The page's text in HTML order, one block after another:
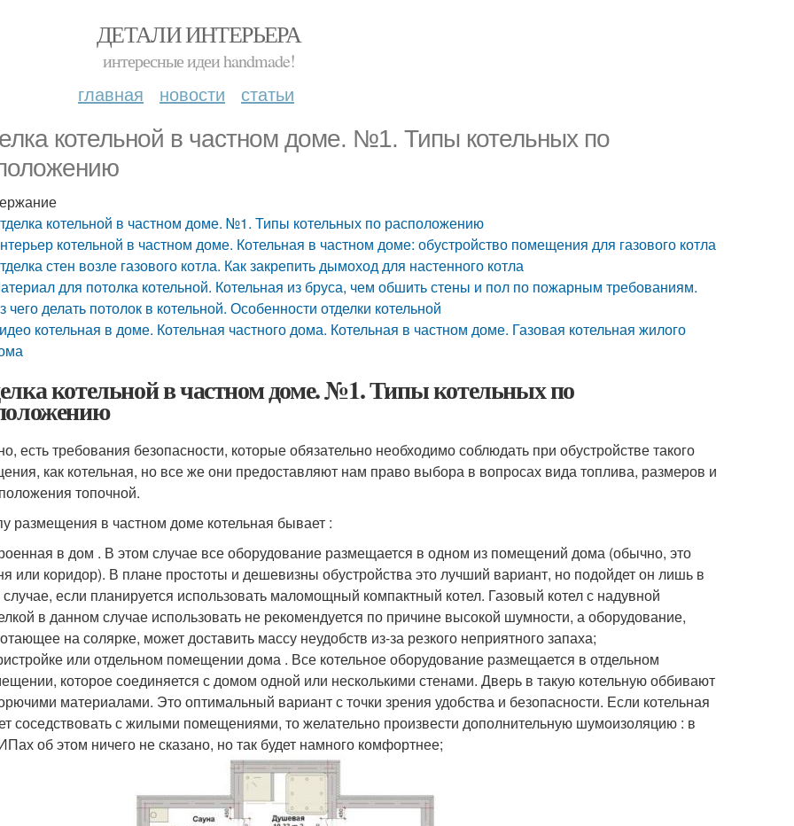
ДЕТАЛИ ИНТЕРЬЕРА
интересные идеи handmade!
главная новости статьи
котельной в частном доме. №1. Типы котельных по
котельной в частном доме. №1. Типы котельных по расположению
котельной в частном доме. Котельная в частном доме: обустройство помещения для газового котла
стен возле газового котла. Как закрепить дымоход для настенного котла
для потолка котельной. Котельная из бруса, чем обшить стены и пол по пожарным требованиям.
чего делать потолок в котельной. Особенности отделки котельной
котельная в доме. Котельная частного дома. Котельная в частном доме. Газовая котельная жилого
котельной в частном доме. №1. Типы котельных по
есть требования безопасности, которые обязательно необходимо соблюдать при обустройстве такого
как котельная, но все же они предоставляют нам право выбора в вопросах вида топлива, размеров и
топочной.
размещения в частном доме котельная бывает :
в дом . В этом случае все оборудование размещается в одном из помещений дома (обычно, это
или коридор). В плане простоты и дешевизны обустройства это лучший вариант, но подойдет он лишь в
если планируется использовать маломощный компактный котел. Газовый котел с надувной
в данном случае использовать не рекомендуется по причине высокой шумности, а оборудование,
на солярке, может доставить массу неудобств из-за резкого неприятного запаха;
или отдельном помещении дома . Все котельное оборудование размещается в отдельном
которое соединяется с домом одной или несколькими стенами. Дверь в такую котельную оббивают
материалами. Это оптимальный вариант с точки зрения удобства и безопасности. Если котельная
соседствовать с жилыми помещениями, то желательно произвести дополнительную шумоизоляцию : в
об этом ничего не сказано, но так будет намного комфортнее;